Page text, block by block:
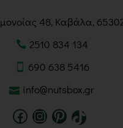
48, Καβάλα,
2510 834 134
690 638 5416
info@nutsbox.gr